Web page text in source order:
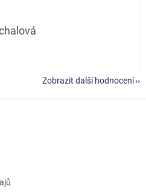
je 5 z 5 hvězdiček.
Zobrazit další hodnocení